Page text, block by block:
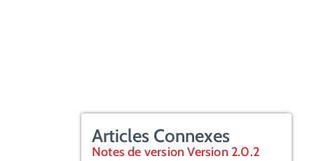
Articles Connexes
Notes de version Version 2.0.2